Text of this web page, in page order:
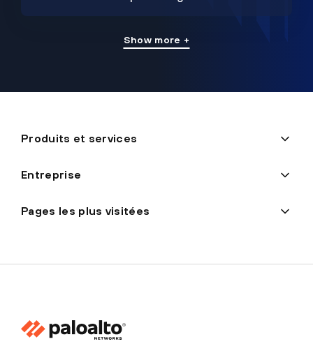
Show more +
Produits et services
Entreprise
Pages les plus visitées